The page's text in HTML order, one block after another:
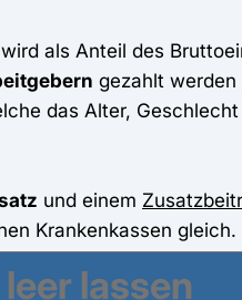
wird als Anteil des
gezahlt werden
das Alter,
und einem
Krankenkassen
entrichtende Beitrag